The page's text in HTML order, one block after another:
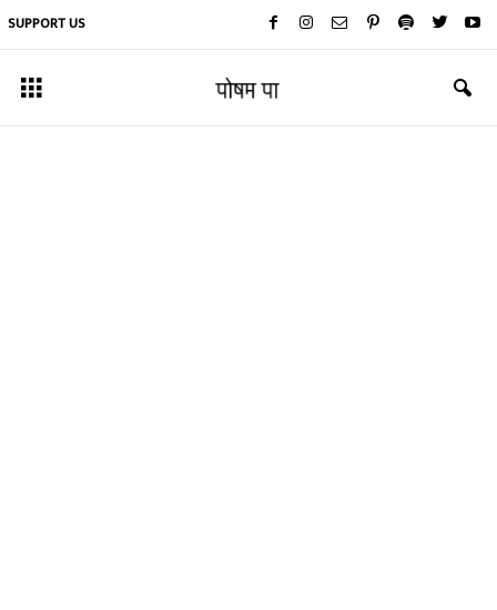
SUPPORT US